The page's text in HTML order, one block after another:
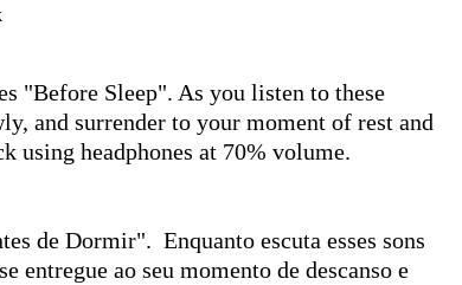
"Before Sleep". As you listen to these
and surrender to your moment of rest and
using headphones at 70% volume.
de Dormir".  Enquanto escuta esses sons
entregue ao seu momento de descanso e